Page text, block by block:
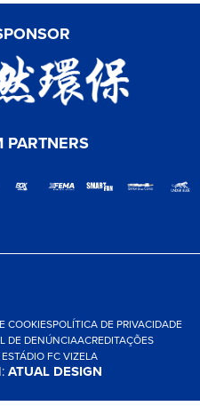
PARTNERS
COOKIESPOLÍTICA DE PRIVACIDADE
DE DENÚNCIAACREDITAÇÕES
FC VIZELA
ATUAL DESIGN